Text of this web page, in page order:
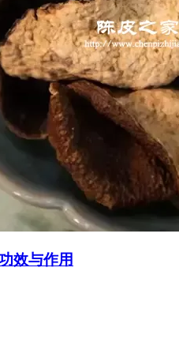
效与作用